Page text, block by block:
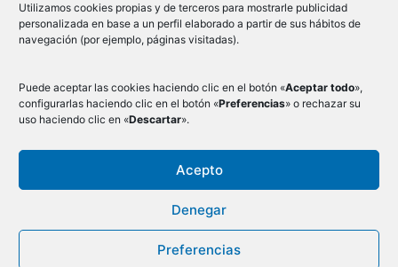
Utilizamos cookies propias y de terceros para mostrarle publicidad
personalizada en base a un perfil elaborado a partir de sus hábitos de
navegación (por ejemplo, páginas visitadas).
Puede aceptar las cookies haciendo clic en el botón «Aceptar todo»,
configurarlas haciendo clic en el botón «Preferencias» o rechazar su
uso haciendo clic en «Descartar».
Acepto
Denegar
Preferencias
info@e-log.es
Blog
Aduanas–Mercancias por avión
Política de privacidad
Ⓒ 2023 - e-log Todos los derechos reservados